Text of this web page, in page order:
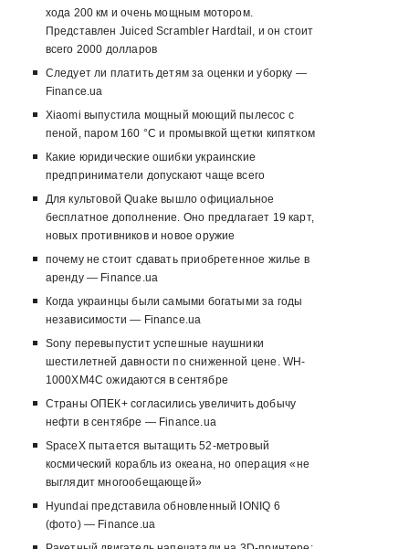
хода 200 км и очень мощным мотором.
Представлен Juiced Scrambler Hardtail, и он стоит
всего 2000 долларов
Следует ли платить детям за оценки и уборку —
Finance.ua
Xiaomi выпустила мощный моющий пылесос с
пеной, паром 160 °C и промывкой щетки кипятком
Какие юридические ошибки украинские
предприниматели допускают чаще всего
Для культовой Quake вышло официальное
бесплатное дополнение. Оно предлагает 19 карт,
новых противников и новое оружие
почему не стоит сдавать приобретенное жилье в
аренду — Finance.ua
Когда украинцы были самыми богатыми за годы
независимости — Finance.ua
Sony перевыпустит успешные наушники
шестилетней давности по сниженной цене. WH-
1000XM4C ожидаются в сентябре
Страны ОПЕК+ согласились увеличить добычу
нефти в сентябре — Finance.ua
SpaceX пытается вытащить 52-метровый
космический корабль из океана, но операция «не
выглядит многообещающей»
Hyundai представила обновленный IONIQ 6
(фото) — Finance.ua